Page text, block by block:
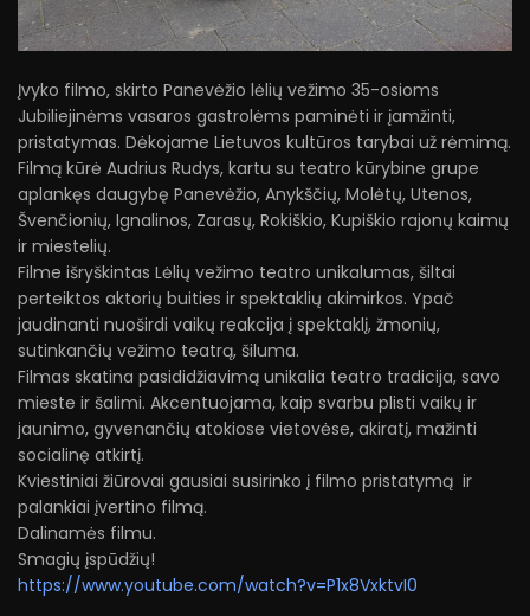
Įvyko filmo, skirto Panevėžio lėlių vežimo 35-osioms
Jubiliejinėms vasaros gastrolėms paminėti ir įamžinti,
pristatymas. Dėkojame Lietuvos kultūros tarybai už rėmimą.
Filmą kūrė Audrius Rudys, kartu su teatro kūrybine grupe
aplankęs daugybę Panevėžio, Anykščių, Molėtų, Utenos,
Švenčionių, Ignalinos, Zarasų, Rokiškio, Kupiškio rajonų kaimų
ir miestelių.
Filme išryškintas Lėlių vežimo teatro unikalumas, šiltai
perteiktos aktorių buities ir spektaklių akimirkos. Ypač
jaudinanti nuoširdi vaikų reakcija į spektaklį, žmonių,
sutinkančių vežimo teatrą, šiluma.
Filmas skatina pasididžiavimą unikalia teatro tradicija, savo
mieste ir šalimi. Akcentuojama, kaip svarbu plisti vaikų ir
jaunimo, gyvenančių atokiose vietovėse, akiratį, mažinti
socialinę atkirtį.
Kviestiniai žiūrovai gausiai susirinko į filmo pristatymą ir
palankiai įvertino filmą.
Dalinamės filmu.
Smagių įspūdžių!
https://www.youtube.com/watch?v=P1x8VxktvI0